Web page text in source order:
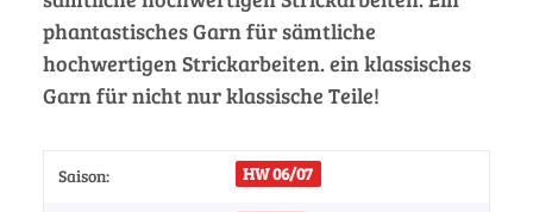
phantastisches Garn für sämtliche
hochwertigen Strickarbeiten. ein klassisches
Garn für nicht nur klassische Teile!
Saison: HW 06/07